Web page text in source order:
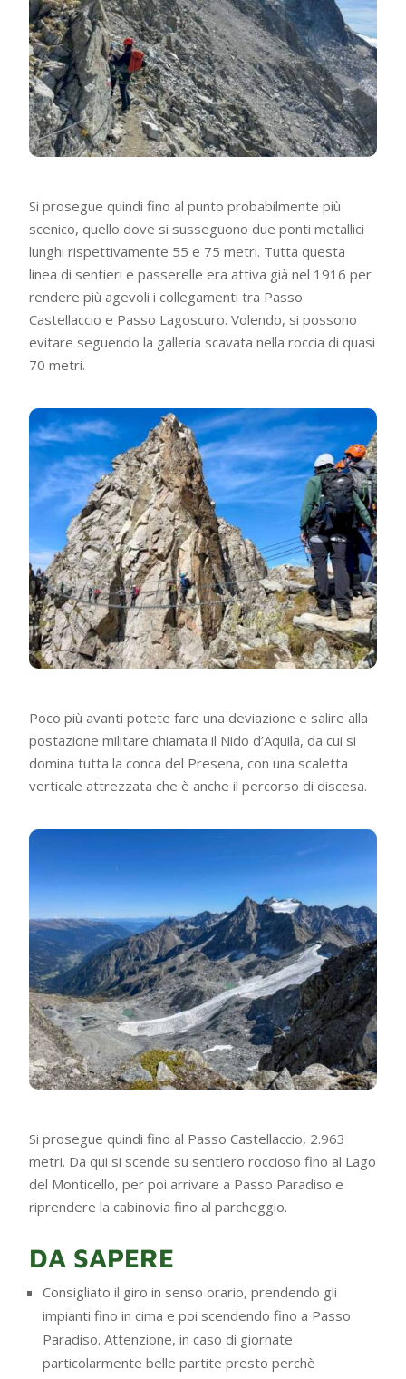
Si prosegue quindi fino al punto probabilmente più
scenico, quello dove si susseguono due ponti metallici
lunghi rispettivamente 55 e 75 metri. Tutta questa
linea di sentieri e passerelle era attiva già nel 1916 per
rendere più agevoli i collegamenti tra Passo
Castellaccio e Passo Lagoscuro. Volendo, si possono
evitare seguendo la galleria scavata nella roccia di quasi
70 metri.
Poco più avanti potete fare una deviazione e salire alla
postazione militare chiamata il Nido d’Aquila, da cui si
domina tutta la conca del Presena, con una scaletta
verticale attrezzata che è anche il percorso di discesa.
Si prosegue quindi fino al Passo Castellaccio, 2.963
metri. Da qui si scende su sentiero roccioso fino al Lago
del Monticello, per poi arrivare a Passo Paradiso e
riprendere la cabinovia fino al parcheggio.
DA SAPERE
Consigliato il giro in senso orario, prendendo gli
impianti fino in cima e poi scendendo fino a Passo
Paradiso. Attenzione, in caso di giornate
particolarmente belle partite presto perchè